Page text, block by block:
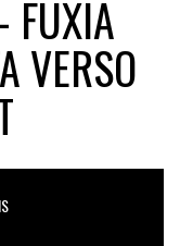
FUXIA
VERSO